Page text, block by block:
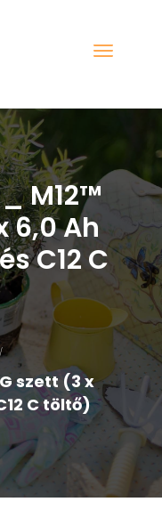
M12™
6,0 Ah
C12 C
szett (3 x
C töltő)